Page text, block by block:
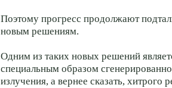
Поэтому прогресс продолжают
новым решениям.
Одним из таких новых решений
специальным образом
излучения, а вернее сказать, хитрого